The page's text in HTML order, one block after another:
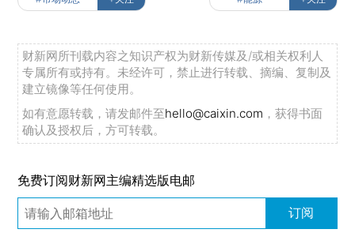
财新网所刊载内容之知识产权为财新传媒及/或相关权利人
专属所有或持有。未经许可，禁止进行转载、摘编、复制及
建立镜像等任何使用。
如有意愿转载，请发邮件至hello@caixin.com ，获得书面
确认及授权后，方可转载。
免费订阅财新网主编精选版电邮
订阅